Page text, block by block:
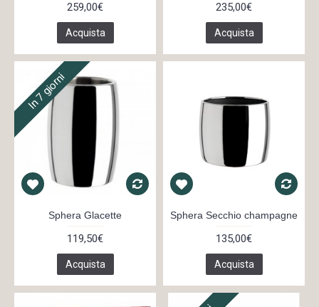
259,00€
Acquista
235,00€
Acquista
In 7 giorni
Sphera Glacette
119,50€
Acquista
Sphera Secchio champagne
135,00€
Acquista